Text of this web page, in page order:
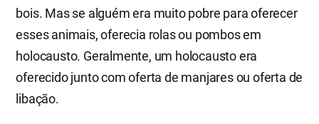
bois. Mas se alguém era muito pobre para oferecer
esses animais, oferecia rolas ou pombos em
holocausto. Geralmente, um holocausto era
oferecido junto com oferta de manjares ou oferta de
libação.